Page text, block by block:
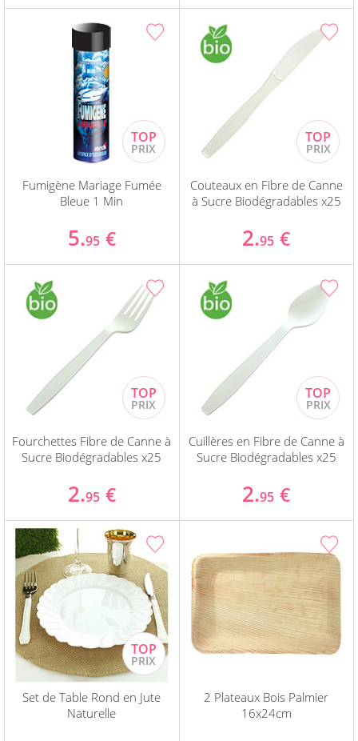
Fumigène Mariage Fumée
Bleue 1 Min
5.95 €
Couteaux en Fibre de Canne
à Sucre Biodégradables x25
2.95 €
Fourchettes Fibre de Canne à
Sucre Biodégradables x25
2.95 €
Cuillères en Fibre de Canne à
Sucre Biodégradables x25
2.95 €
Set de Table Rond en Jute
Naturelle
2 Plateaux Bois Palmier
16x24cm